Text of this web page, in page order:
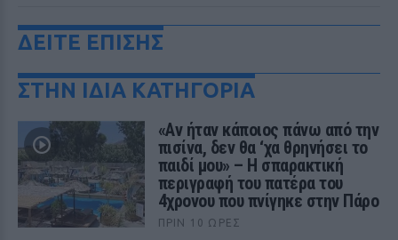
ΔΕΙΤΕ ΕΠΙΣΗΣ
ΣΤΗΝ ΙΔΙΑ ΚΑΤΗΓΟΡΙΑ
«Αν ήταν κάποιος πάνω από την
πισίνα, δεν θα ‘χα θρηνήσει το
παιδί μου» – Η σπαρακτική
περιγραφή του πατέρα του
4χρονου που πνίγηκε στην Πάρο
ΠΡΙΝ 10 ΏΡΕΣ